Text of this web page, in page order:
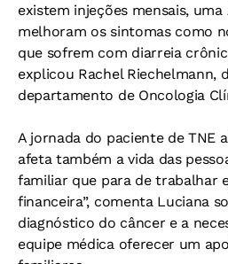
existem injeções mensais, uma
melhoram os sintomas como
que sofrem com diarreia
explicou Rachel Riechelmann,
departamento de Oncologia
A jornada do paciente de TNE
afeta também a vida das
familiar que para de trabalhar
financeira”, comenta Luciana
diagnóstico do câncer e a
equipe médica oferecer um